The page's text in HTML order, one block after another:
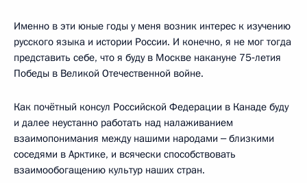
Именно в эти юные годы у меня возник интерес к изучению
русского языка и истории России. И конечно, я не мог тогда
представить себе, что я буду в Москве накануне 75‑летия
Победы в Великой Отечественной войне.
Как почётный консул Российской Федерации в Канаде буду
и далее неустанно работать над налаживанием
взаимопонимания между нашими народами ‒ близкими
соседями в Арктике, и всячески способствовать
взаимообогащению культур наших стран.